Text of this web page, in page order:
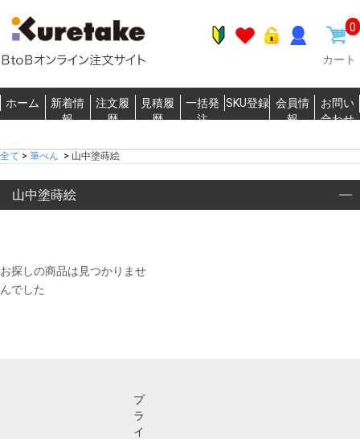
0
カート
ホーム
新着情
報
注文履
歴
見積履
歴
一括発
注
SKU登録 会員情
報
お問い
合わせ
全て > 筆ぺん > 山中塗蒔絵
山中塗蒔絵
お探しの商品は見つかりませ
んでした
プ
ラ
イ